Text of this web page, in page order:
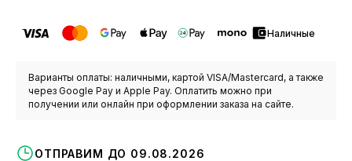
Наличные
Варианты оплаты: наличными, картой VISA/Mastercard, а также
через Google Pay и Apple Pay. Оплатить можно при
получении или онлайн при оформлении заказа на сайте.
ОТПРАВИМ ДО 09.08.2026